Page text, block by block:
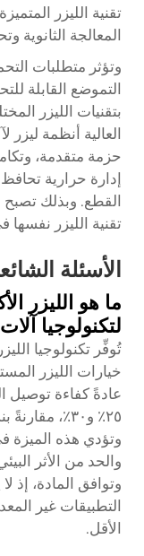
تقنية الليزر
المعالجة الثانوية
وتؤثر متطلبات
التموضع القابلة
بتقنيات الليزر
العالية أنظمة
حزمة متقدمة،
إدارة حرارية
القطع. وبذلك
تقنية الليزر
الأسئلة
ما هو الليزر
لتكنولوجيا
تُوفِّر تكنولوجيا
خيارات الليزر
عادةً كفاءة توصيل
وتؤدي هذه الميزة
والحد من الأثر
التطبيقات غير
الأقل.